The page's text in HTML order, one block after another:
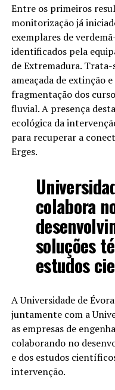
Entre os primeiros
monitorização já
exemplares de
identificados pela
de Extremadura. Trata-
ameaçada de extinção
fragmentação dos
fluvial. A presença
ecológica da
para recuperar a
Erges.
colabora
soluções
estudos
A Universidade de
juntamente com a
as empresas de
colaborando no
e dos estudos
intervenção.